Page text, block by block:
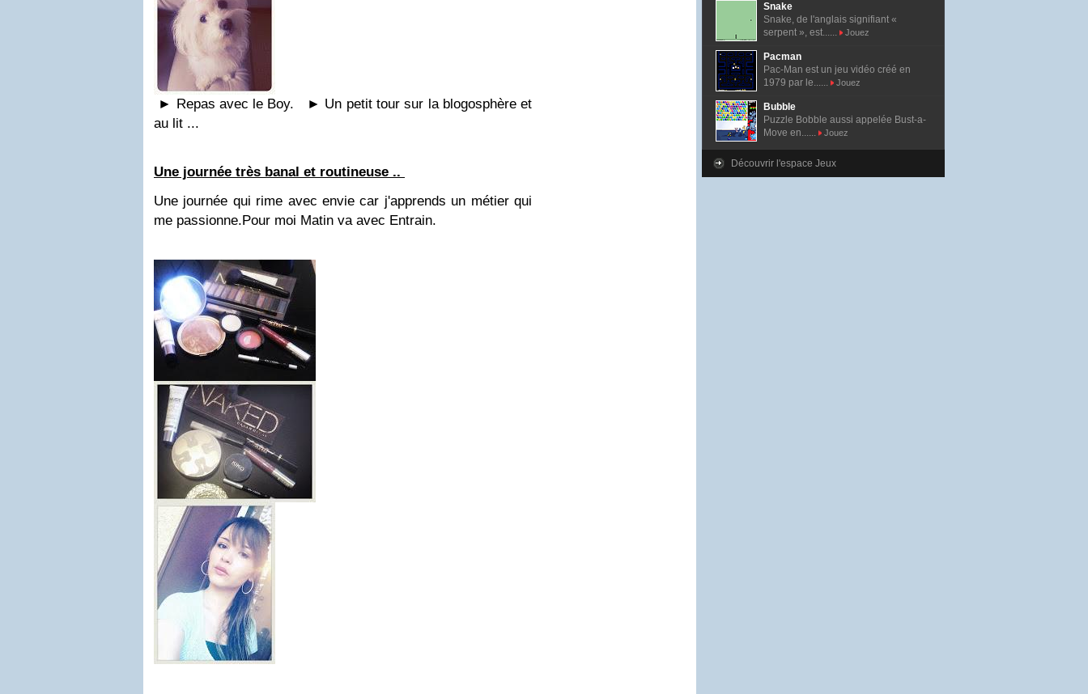
► Repas avec le Boy. ► Un petit tour sur la blogosphère et
au lit ...
Une journée très banal et routineuse ..
Une journée qui rime avec envie car j'apprends un métier qui
me passionne.Pour moi Matin va avec Entrain.
Snake
Snake, de l'anglais signifiant «
serpent », est......
Jouez
Pacman
Pac-Man est un jeu vidéo créé en
1979 par le......
Jouez
Bubble
Puzzle Bobble aussi appelée Bust-a-
Move en......
Jouez
Découvrir l'espace Jeux